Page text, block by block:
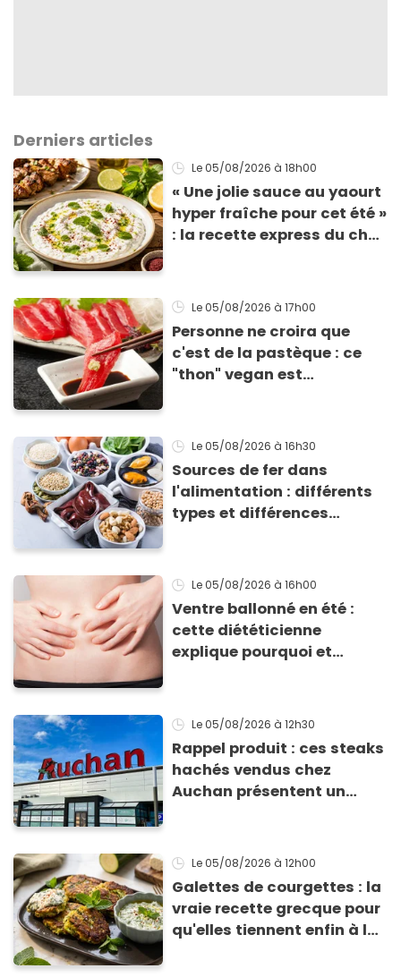
Derniers articles
Le 05/08/2026 à 18h00
« Une jolie sauce au yaourt
hyper fraîche pour cet été »
: la recette express du chef
grillades
Le 05/08/2026 à 17h00
Personne ne croira que
c'est de la pastèque : ce
"thon" vegan est
Le 05/08/2026 à 16h30
Sources de fer dans
l'alimentation : différents
types et différences
Le 05/08/2026 à 16h00
Ventre ballonné en été :
cette diététicienne
explique pourquoi et
Le 05/08/2026 à 12h30
Rappel produit : ces steaks
hachés vendus chez
Auchan présentent un
Le 05/08/2026 à 12h00
Galettes de courgettes : la
vraie recette grecque pour
qu'elles tiennent enfin à la